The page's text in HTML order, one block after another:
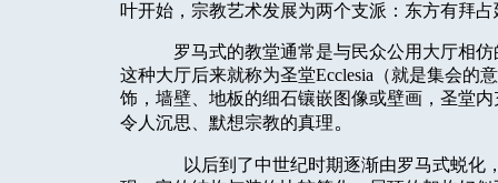
叶开始，宗教艺术发展为两个支派：东方有拜
罗马式的教堂通常是与民众公用大厅相
这种大厅后来就称为圣堂Ecclesia（就是集会的
饰，墙壁、地板的细石镶嵌图像或壁画，圣堂
令人沉思、默想宗教的真理。
以后到了中世纪时期逐渐由罗马式蜕化